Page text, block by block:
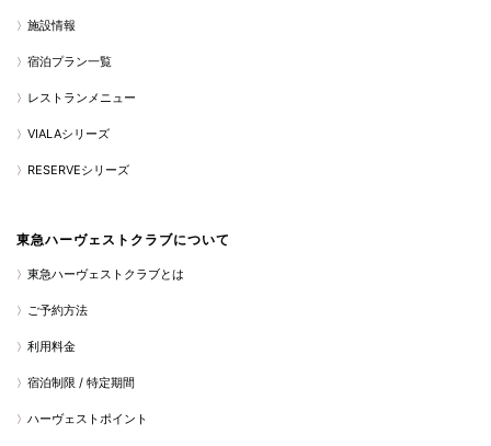
施設情報
宿泊プラン一覧
レストランメニュー
VIALAシリーズ
RESERVEシリーズ
東急ハーヴェストクラブについて
東急ハーヴェストクラブとは
ご予約方法
利用料金
宿泊制限 / 特定期間
ハーヴェストポイント